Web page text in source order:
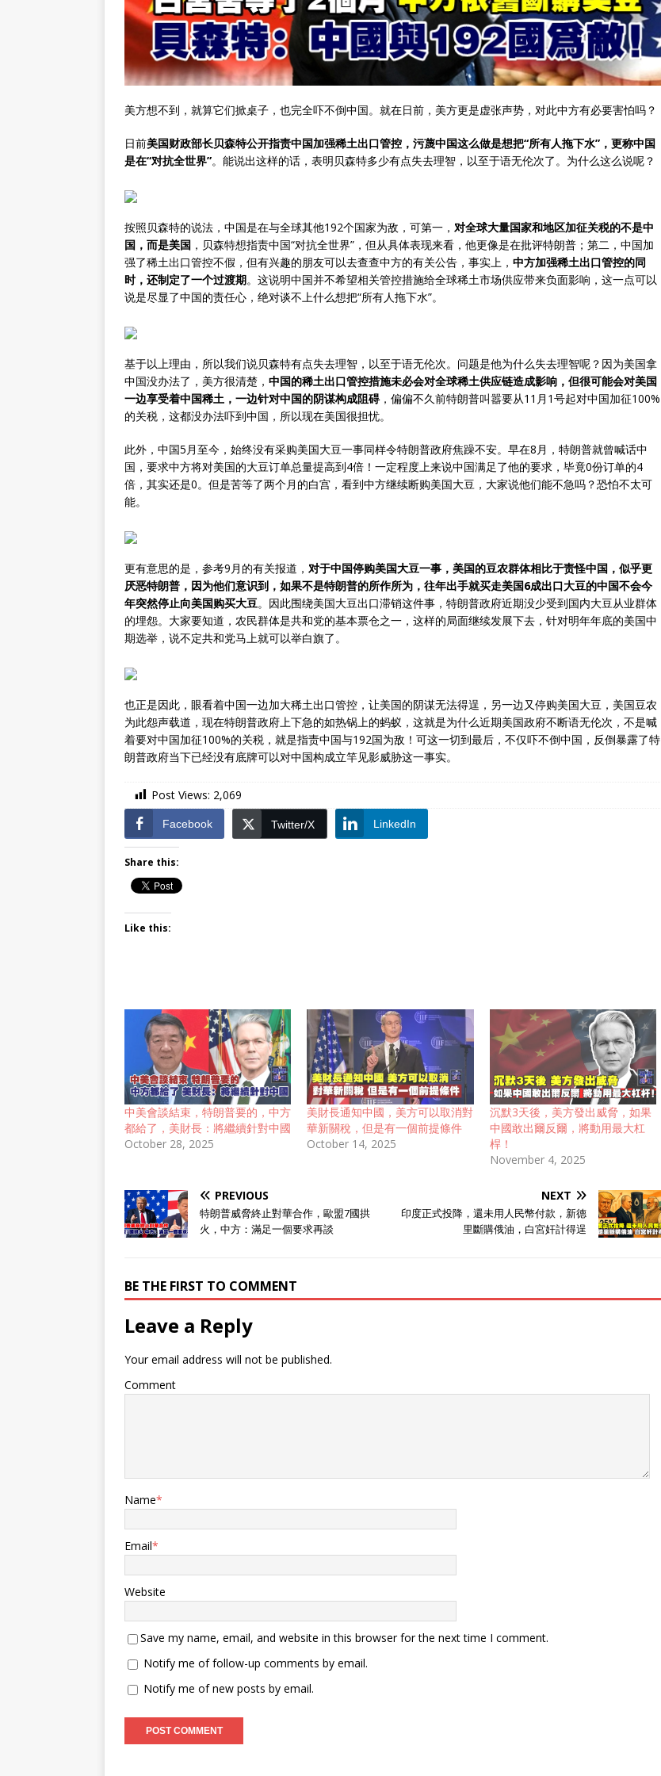
美方想不到，就算它们掀桌子，也完全吓不倒中国。就在日前，美方更是虚张声势，对此中方有必要害怕吗？
日前美国财政部长贝森特公开指责中国加强稀土出口管控，污蔑中国这么做是想把“所有人拖下水”，更称中国
是在“对抗全世界”。能说出这样的话，表明贝森特多少有点失去理智，以至于语无伦次了。为什么这么说呢？
按照贝森特的说法，中国是在与全球其他192个国家为敌，可第一， 对全球大量国家和地区加征关税的不是中
国，而是美国 ，贝森特想指责中国“对抗全世界”，但从具体表现来看，他更像是在批评特朗普；第二，中国加
强了稀土出口管控不假，但有兴趣的朋友可以去查查中方的有关公告，事实上， 中方加强稀土出口管控的同
时，还制定了一个过渡期。这说明中国并不希望相关管控措施给全球稀土市场供应带来负面影响，这一点可以
说是尽显了中国的责任心，绝对谈不上什么想把“所有人拖下水”。
基于以上理由，所以我们说贝森特有点失去理智，以至于语无伦次。问题是他为什么失去理智呢？因为美国拿
中国没办法了，美方很清楚， 中国的稀土出口管控措施未必会对全球稀土供应链造成影响，但很可能会对美国
一边享受着中国稀土，一边针对中国的阴谋构成阻碍，偏偏不久前特朗普叫嚣要从11月1号起对中国加征100%
的关税，这都没办法吓到中国，所以现在美国很担忧。
此外，中国5月至今，始终没有采购美国大豆一事同样令特朗普政府焦躁不安。早在8月，特朗普就曾喊话中
国，要求中方将对美国的大豆订单总量提高到4倍！一定程度上来说中国满足了他的要求，毕竟0份订单的4
倍，其实还是0。但是苦等了两个月的白宫，看到中方继续断购美国大豆，大家说他们能不急吗？恐怕不太可
能。
更有意思的是，参考9月的有关报道， 对于中国停购美国大豆一事，美国的豆农群体相比于责怪中国，似乎更
厌恶特朗普，因为他们意识到，如果不是特朗普的所作所为，往年出手就买走美国6成出口大豆的中国不会今
年突然停止向美国购买大豆。因此围绕美国大豆出口滞销这件事，特朗普政府近期没少受到国内大豆从业群体
的埋怨。大家要知道，农民群体是共和党的基本票仓之一，这样的局面继续发展下去，针对明年年底的美国中
期选举，说不定共和党马上就可以举白旗了。
也正是因此，眼看着中国一边加大稀土出口管控，让美国的阴谋无法得逞，另一边又停购美国大豆，美国豆农
为此怨声载道，现在特朗普政府上下急的如热锅上的蚂蚁，这就是为什么近期美国政府不断语无伦次，不是喊
着要对中国加征100%的关税，就是指责中国与192国为敌！可这一切到最后，不仅吓不倒中国，反倒暴露了特
朗普政府当下已经没有底牌可以对中国构成立竿见影威胁这一事实。
Post Views: 2,069
Facebook Twitter/X LinkedIn
Share this:
Like this:
中美會談結束，特朗普要的，中方
都給了，美財長：將繼續針對中國
October 28, 2025
美財長通知中國，美方可以取消對
華新關稅，但是有一個前提條件
October 14, 2025
沉默3天後，美方發出威脅，如果
中國敢出爾反爾，將動用最大杠
桿！
November 4, 2025
PREVIOUS
特朗普威脅終止對華合作，歐盟7國拱
火，中方：滿足一個要求再談
NEXT
印度正式投降，還未用人民幣付款，新德
里斷購俄油，白宮奸計得逞
BE THE FIRST TO COMMENT
Leave a Reply
Your email address will not be published.
Comment
Name*
Email*
Website
Save my name, email, and website in this browser for the next time I comment.
Notify me of follow-up comments by email.
Notify me of new posts by email.